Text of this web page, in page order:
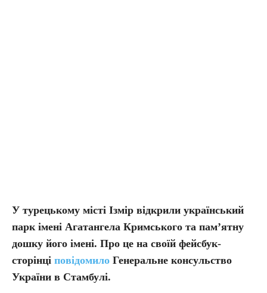
У турецькому місті Ізмір відкрили український
паркімені Агатангела Кримського та пам’ятну
дошку його імені. Про це на своїй фейсбук-
сторінці повідомило Генеральне консульство
України в Стамбулі.